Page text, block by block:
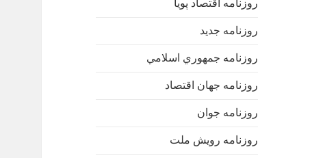
روزنامه اقتصاد پویا
روزنامه جدید
روزنامه جمهوري اسلامي
روزنامه جهان اقتصاد
روزنامه جوان
روزنامه رویش ملت